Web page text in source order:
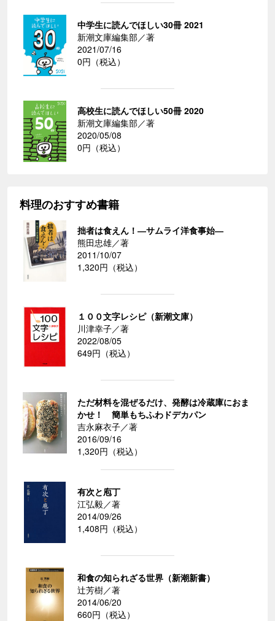
中学生に読んでほしい30冊 2021
新潮文庫編集部／著
2021/07/16
0円（税込）
高校生に読んでほしい50冊 2020
新潮文庫編集部／著
2020/05/08
0円（税込）
料理のおすすめ書籍
拙者は食えん！―サムライ洋食事始―
熊田忠雄／著
2011/10/07
1,320円（税込）
１００文字レシピ（新潮文庫）
川津幸子／著
2022/08/05
649円（税込）
ただ材料を混ぜるだけ、発酵は冷蔵庫におま
かせ！ 簡単もちふわドデカパン
吉永麻衣子／著
2016/09/16
1,320円（税込）
有次と庖丁
江弘毅／著
2014/09/26
1,408円（税込）
和食の知られざる世界（新潮新書）
辻芳樹／著
2014/06/20
660円（税込）